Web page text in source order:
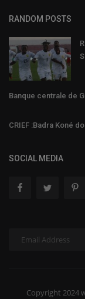
RANDOM POSTS
Banque centrale de
CRIEF :Badra Koné
SOCIAL MEDIA
Copyright 2024